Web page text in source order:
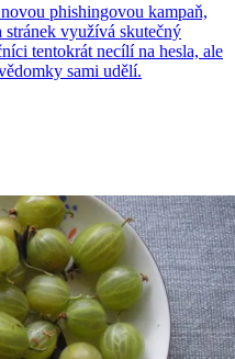
phishingovou kampaň,
stránek využívá skutečný
tentokrát necílí na hesla, ale
sami udělí.